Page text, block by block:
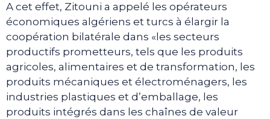
A cet effet, Zitouni a appelé les opérateurs
économiques algériens et turcs à élargir la
coopération bilatérale dans «les secteurs
productifs prometteurs, tels que les produits
agricoles, alimentaires et de transformation, les
produits mécaniques et électroménagers, les
industries plastiques et d’emballage, les
produits intégrés dans les chaînes de valeur